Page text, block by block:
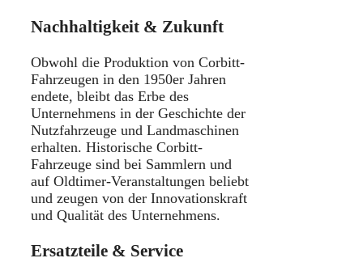
Nachhaltigkeit & Zukunft
Obwohl die Produktion von Corbitt-
Fahrzeugen in den 1950er Jahren
endete, bleibt das Erbe des
Unternehmens in der Geschichte der
Nutzfahrzeuge und Landmaschinen
erhalten. Historische Corbitt-
Fahrzeuge sind bei Sammlern und
auf Oldtimer-Veranstaltungen beliebt
und zeugen von der Innovationskraft
und Qualität des Unternehmens.
Ersatzteile & Service